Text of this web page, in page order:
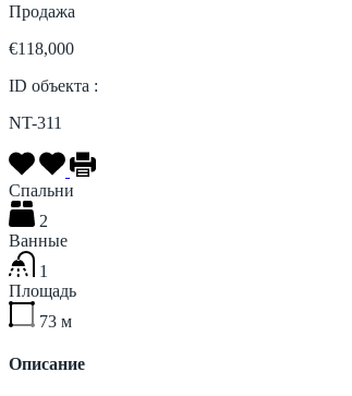
Продажа
€118,000
ID объекта :
NT-311
Спальни
2
Ванные
1
Площадь
73 м
Описание